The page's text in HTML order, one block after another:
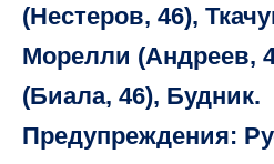
(Нестеров, 46),
Морелли (Андреев,
(Биала, 46), Будник.
Предупреждения: